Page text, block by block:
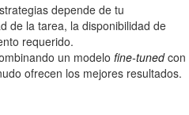
depende de tu
de la tarea, la disponibilidad de
requerido.
un modelo fine-tunedcon
ofrecen los mejores resultados.